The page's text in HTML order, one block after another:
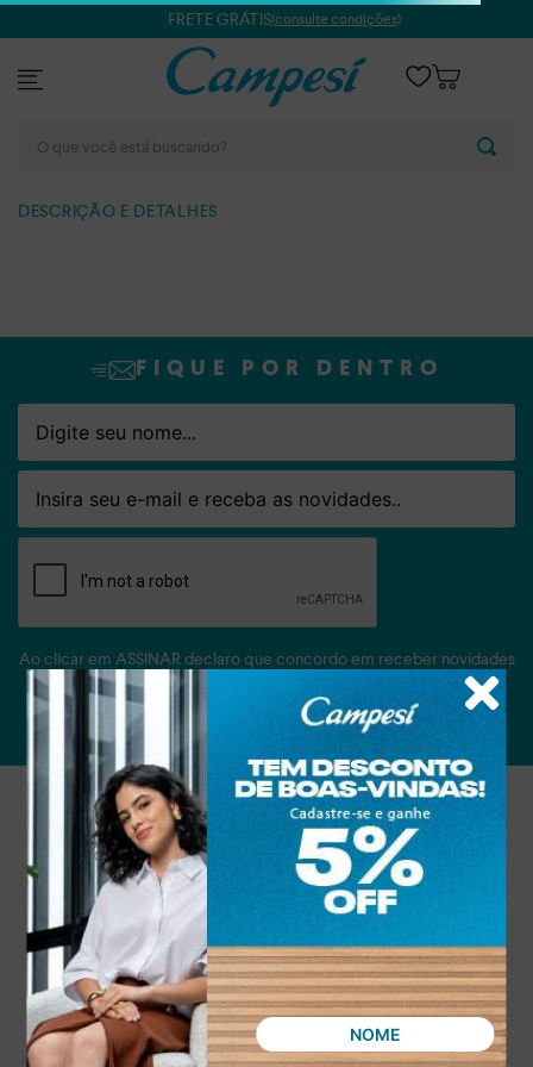
FRETE GRÁTIS(consulte condições)
DESCRIÇÃO E DETALHES
FIQUE POR DENTRO
Nome
Email
Ao clicar em ASSINAR declaro que concordo em receber novidades
e promoções da Dakota e suas marcas.
Confira nossa
Política de privacidade
ASSINAR
Atendimento
A empresa
Condições gerais de compra
Política de privacidade
Troca e Devolução
Vale Presente
Clube de Águias
Passo Certo